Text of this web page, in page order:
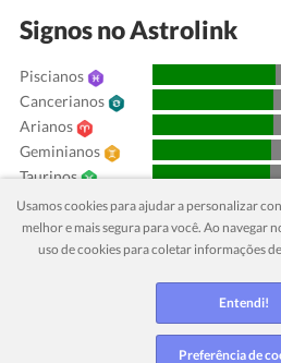
Plutão
Quiron
Lilith
Nodo Norte
Aspectos ativos
Trígono
Signos no Astrolink
Piscianos
Cancerianos
Arianos
Geminianos
Taurinos
Leoninos
Aquarianos
Virginianos
Usamos cookies para ajudar a personalizar
melhor e mais segura para você. Ao navegar
uso de cookies para coletar informações
Entendi!
Preferência de